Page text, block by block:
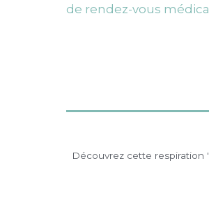
Découvrez cette respiration